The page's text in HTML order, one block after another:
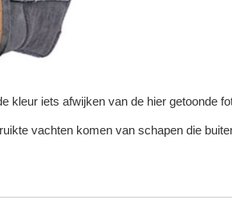
kleur iets afwijken van de hier getoonde
vachten komen van schapen die